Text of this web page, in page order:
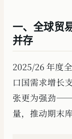
一、全球贸
并存
2025/26 年度
口国需求增长
张更为强劲——
量，推动期末